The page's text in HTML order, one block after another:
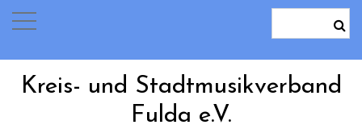
Kreis- und Stadtmusikverband
Fulda e.V.